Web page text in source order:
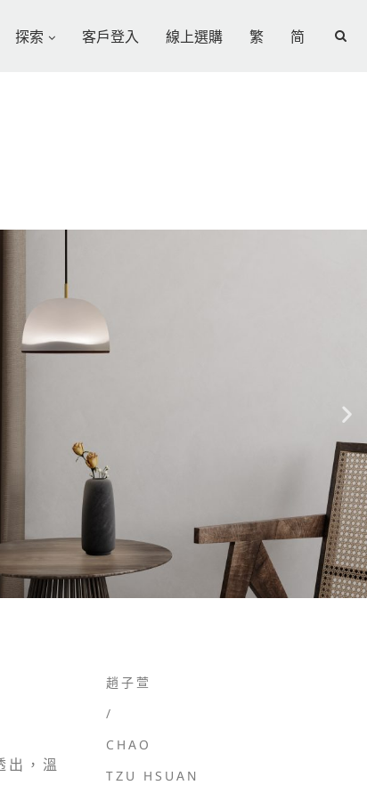
探索 客戶登入 線上選購 繁 简
出，溫
趙子萱
/
CHAO
TZU HSUAN